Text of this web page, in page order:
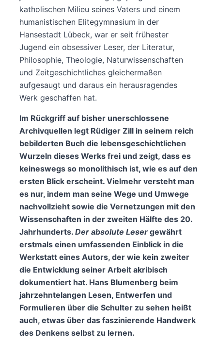
katholischen Milieu seines Vaters und einem
humanistischen Elitegymnasium in der
Hansestadt Lübeck, war er seit frühester
Jugend ein obsessiver Leser, der Literatur,
Philosophie, Theologie, Naturwissenschaften
und Zeitgeschichtliches gleichermaßen
aufgesaugt und daraus ein herausragendes
Werk geschaffen hat.
Im Rückgriff auf bisher unerschlossene
Archivquellen legt Rüdiger Zill in seinem reich
bebilderten Buch die lebensgeschichtlichen
Wurzeln dieses Werks frei und zeigt, dass es
keineswegs so monolithisch ist, wie es auf den
ersten Blick erscheint. Vielmehr versteht man
es nur, indem man seine Wege und Umwege
nachvollzieht sowie die Vernetzungen mit den
Wissenschaften in der zweiten Hälfte des 20.
Jahrhunderts. Der absolute Leser gewährt
erstmals einen umfassenden Einblick in die
Werkstatt eines Autors, der wie kein zweiter
die Entwicklung seiner Arbeit akribisch
dokumentiert hat. Hans Blumenberg beim
jahrzehntelangen Lesen, Entwerfen und
Formulieren über die Schulter zu sehen heißt
auch, etwas über das faszinierende Handwerk
des Denkens selbst zu lernen.